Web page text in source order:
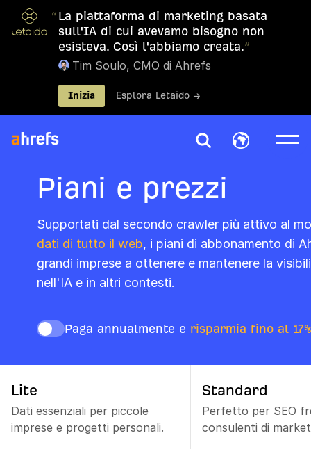
“ La piattaforma di marketing basata
sull'IA di cui avevamo bisogno non
esisteva. Così l'abbiamo creata.”
Tim Soulo, CMO di Ahrefs
Inizia Esplora Letaido →
Piani e prezzi
Supportati dal secondo crawler più attivo al
dati di tutto il web, i piani di abbonamento di
grandi imprese a ottenere e mantenere la
nell'IA e in altri contesti.
Paga annualmente e risparmia fino al 17%
Lite
Dati essenziali per piccole
imprese e progetti personali.
Standard
Perfetto per SEO
consulenti di